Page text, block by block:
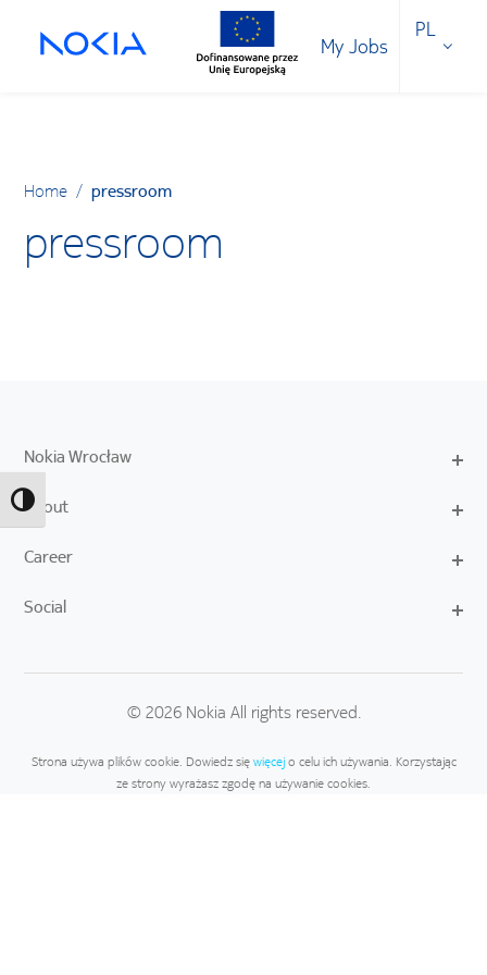
Toggle High Contrast
My Jobs
PL
Home / pressroom
pressroom
Nokia Wrocław
About
Career
Social
© 2026 Nokia All rights reserved.
Strona używa plików cookie. Dowiedz sięwięcejo celu ich używania. Korzystając
ze strony wyrażasz zgodę na używanie cookies.